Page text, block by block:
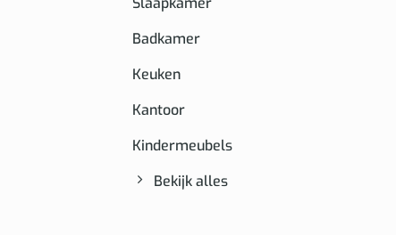
Badkamer
Keuken
Kantoor
Kindermeubels
Bekijk alles